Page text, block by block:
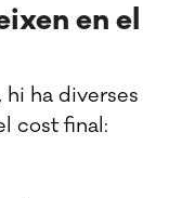
en el
ha diverses
cost final: